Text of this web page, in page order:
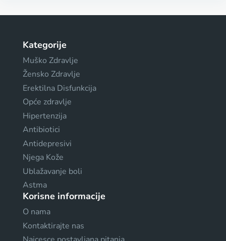
Kategorije
Muško Zdravlje
Žensko Zdravlje
Erektilna Disfunkcija
Opće zdravlje
Hipertenzija
Antibiotici
Antidepresivi
Njega Kože
Ublažavanje boli
Astma
Korisne informacije
O nama
Kontaktirajte nas